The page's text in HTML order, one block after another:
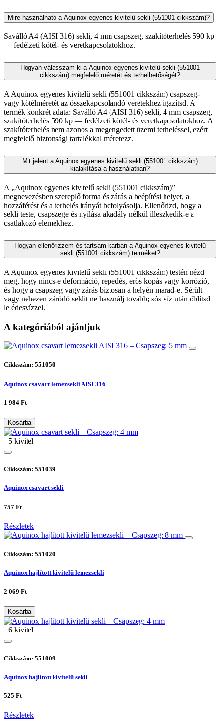
Mire használható a Aquinox egyenes kivitelű sekli (551001 cikkszám)?
Saválló A4 (AISI 316) sekli, 4 mm csapszeg, szakítóterhelés 590 kp
— fedélzeti kötél- és veretkapcsolatokhoz.
Hogyan válasszam ki a Aquinox egyenes kivitelű sekli (551001
cikkszám) megfelelő méretét és terhelhetőségét?
A Aquinox egyenes kivitelű sekli (551001 cikkszám) csapszeg-
vagy kötélméretét az összekapcsolandó veretekhez igazítsd. A
termék konkrét adata: Saválló A4 (AISI 316) sekli, 4 mm csapszeg,
szakítóterhelés 590 kp — fedélzeti kötél- és veretkapcsolatokhoz. A
szakítóterhelés nem azonos a megengedett üzemi terheléssel, ezért
megfelelő biztonsági tartalékkal méretezz.
Mit jelent a Aquinox egyenes kivitelű sekli (551001 cikkszám)
kialakítása a használatban?
A „Aquinox egyenes kivitelű sekli (551001 cikkszám)”
megnevezésben szereplő forma és zárás a beépítési helyet, a
hozzáférést és a terhelés irányát befolyásolja. Ellenőrizd, hogy a
sekli teste, csapszege és nyílása akadály nélkül illeszkedik-e a
csatlakozó elemekhez.
Hogyan ellenőrizzem és tartsam karban a Aquinox egyenes kivitelű
sekli (551001 cikkszám) terméket?
A Aquinox egyenes kivitelű sekli (551001 cikkszám) testén nézd
meg, hogy nincs-e deformáció, repedés, erős kopás vagy korrózió,
és hogy a csapszeg vagy zárás biztosan a helyén marad-e. Sérült
vagy nehezen záródó seklit ne használj tovább; sós víz után öblítsd
le édesvízzel.
A kategóriából ajánljuk
Cikkszám: 551050
Aquinox csavart lemezsekli AISI 316
1 984 Ft
Kosárba
+5 kivitel
Cikkszám: 551039
Aquinox csavart sekli
757 Ft
Részletek
Cikkszám: 551020
Aquinox hajlított kivitelű lemezsekli
2 069 Ft
Kosárba
+6 kivitel
Cikkszám: 551009
Aquinox hajlított kivitelű sekli
525 Ft
Részletek